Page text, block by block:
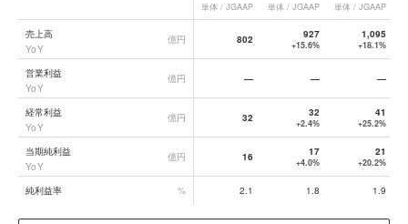
三越伊勢丹ホールディングス
単体 / JGAAP 単体 / JGAAP 単体 / JGAAP
売上高
YoY
億円 802 927
+15.6%
1,095
+18.1%
営業利益
YoY
億円 — — —
経常利益
YoY
億円 32 32
+2.4%
41
+25.2%
当期純利益
YoY
億円 16 17
+4.0%
21
+20.2%
純利益率 % 2.1 1.8 1.9